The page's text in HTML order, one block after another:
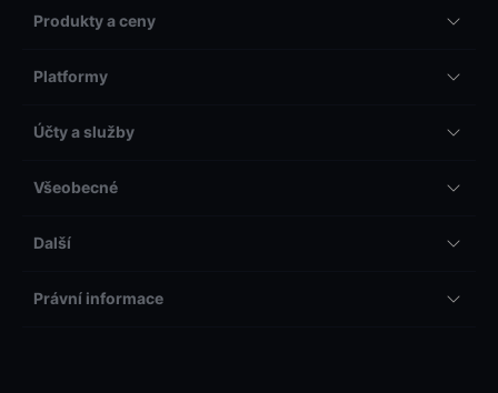
Produkty a ceny
Platformy
Účty a služby
Všeobecné
Další
Právní informace